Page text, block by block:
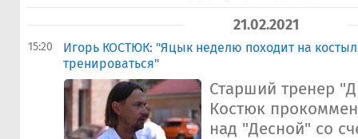
21.02.2021
15:20
Игорь КОСТЮК: "Яцык неделю походит на
тренироваться"
Старший тренер
Костюк
над "Десной" со